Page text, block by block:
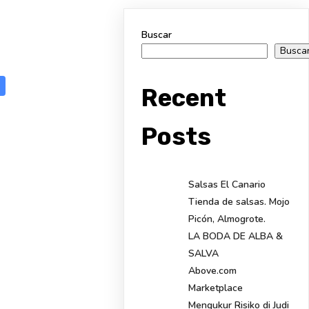
Buscar
Recent
Posts
Salsas El Canario
Tienda de salsas. Mojo
Picón, Almogrote.
LA BODA DE ALBA &
SALVA
Above.com
Marketplace
Mengukur Risiko di Judi